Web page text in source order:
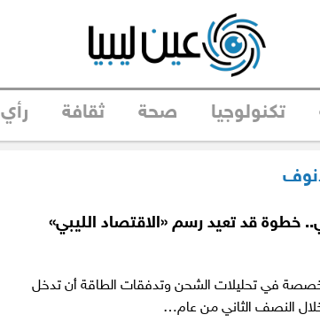
تكنولوجيا صحة ثقافة رأي
خطوة قد تعيد رسم «الاقتصاد الليبي»
في تحليلات الشحن وتدفقات الطاقة أن تدخل
خلال النصف الثاني من عام…